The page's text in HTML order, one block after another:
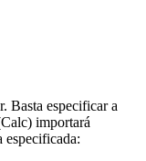
Basta especificar a
importará
especificada: